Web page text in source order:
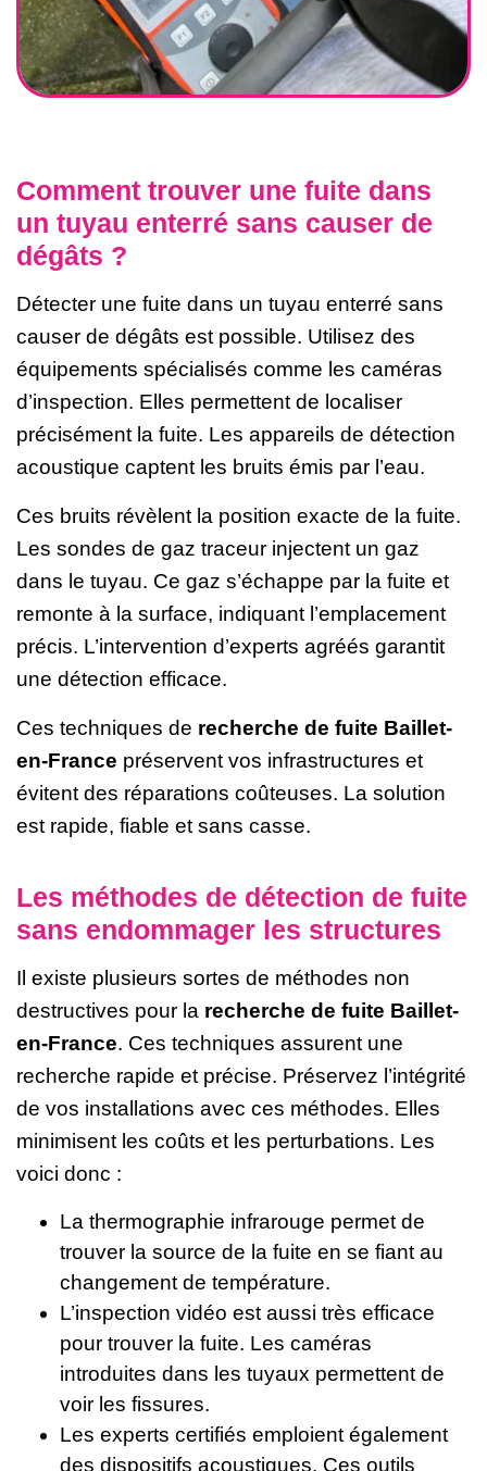
Comment trouver une fuite dans
un tuyau enterré sans causer de
dégâts ?
Détecter une fuite dans un tuyau enterré sans
causer de dégâts est possible. Utilisez des
équipements spécialisés comme les caméras
d’inspection. Elles permettent de localiser
précisément la fuite. Les appareils de détection
acoustique captent les bruits émis par l’eau.
Ces bruits révèlent la position exacte de la fuite.
Les sondes de gaz traceur injectent un gaz
dans le tuyau. Ce gaz s’échappe par la fuite et
remonte à la surface, indiquant l’emplacement
précis. L’intervention d’experts agréés garantit
une détection efficace.
Ces techniques de recherche de fuite Baillet-
en-France préservent vos infrastructures et
évitent des réparations coûteuses. La solution
est rapide, fiable et sans casse.
Les méthodes de détection de fuite
sans endommager les structures
Il existe plusieurs sortes de méthodes non
destructives pour la recherche de fuite Baillet-
en-France. Ces techniques assurent une
recherche rapide et précise. Préservez l’intégrité
de vos installations avec ces méthodes. Elles
minimisent les coûts et les perturbations. Les
voici donc :
La thermographie infrarouge permet de
trouver la source de la fuite en se fiant au
changement de température.
L’inspection vidéo est aussi très efficace
pour trouver la fuite. Les caméras
introduites dans les tuyaux permettent de
voir les fissures.
Les experts certifiés emploient également
des dispositifs acoustiques. Ces outils